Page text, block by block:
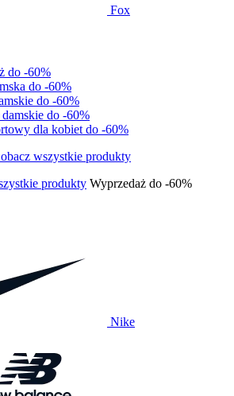
Fox
do -60%
do -60%
do -60%
do -60%
dla kobiet do -60%
produkty Wyprzedaż do -60%
Nike